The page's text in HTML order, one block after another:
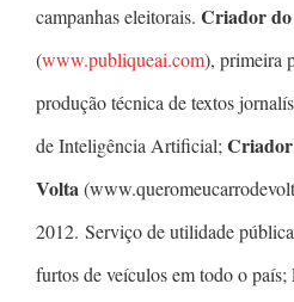
campanhas eleitorais. Criador
(www.publiqueai.com), primeira
produção técnica de textos
de Inteligência Artificial;
Volta
2012. Serviço de utilidade
furtos de veículos em todo o